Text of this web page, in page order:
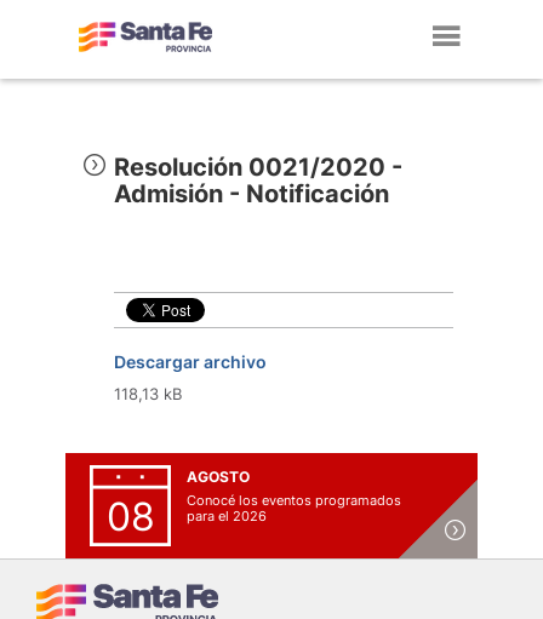
Resolución 0021/2020 -
Admisión - Notificación
Descargar archivo
118,13 kB
08
AGOSTO
Conocé los eventos programados
para el 2026